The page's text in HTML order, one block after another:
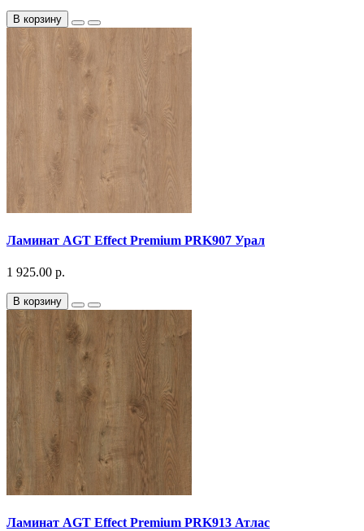
В корзину
Ламинат AGT Effect Premium PRK907 Урал
1 925.00 р.
В корзину
Ламинат AGT Effect Premium PRK913 Атлас